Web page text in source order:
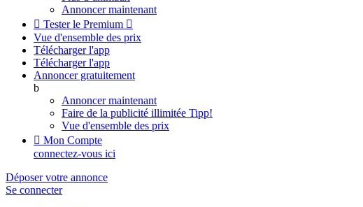
Annoncer maintenant
 Tester le Premium 
Vue d'ensemble des prix
Télécharger l'app
Télécharger l'app
Annoncer gratuitement
b
Annoncer maintenant
Faire de la publicité illimitée Tipp!
Vue d'ensemble des prix
 Mon Compte
connectez-vous ici
Déposer votre annonce
Se connecter